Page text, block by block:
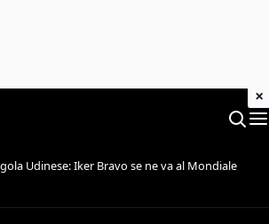
Udinese: Iker Bravo se ne va al Mondiale
×